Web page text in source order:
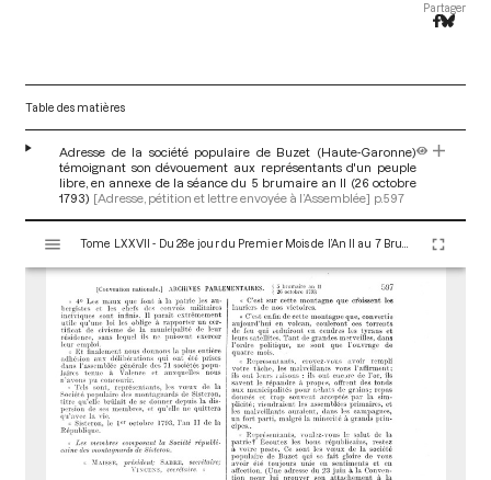
Partager
Table des matières
Adresse de la société populaire de Buzet (Haute-Garonne)
témoignant son dévouement aux représentants d'un peuple
libre, en annexe de la séance du 5 brumaire an II (26 octobre
1793) [Adresse, pétition et lettre envoyée à l’Assemblée] p.597
s